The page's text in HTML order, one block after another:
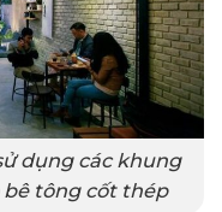
dụng các khung
tông cốt thép